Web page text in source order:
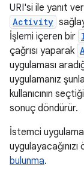
URI'si ile yanıt
Activity
İşlemi içeren bir
çağrısı yaparak
uygulaması
uygulamanız
kullanıcının
sonuç döndürür.
İstemci
bulunma.